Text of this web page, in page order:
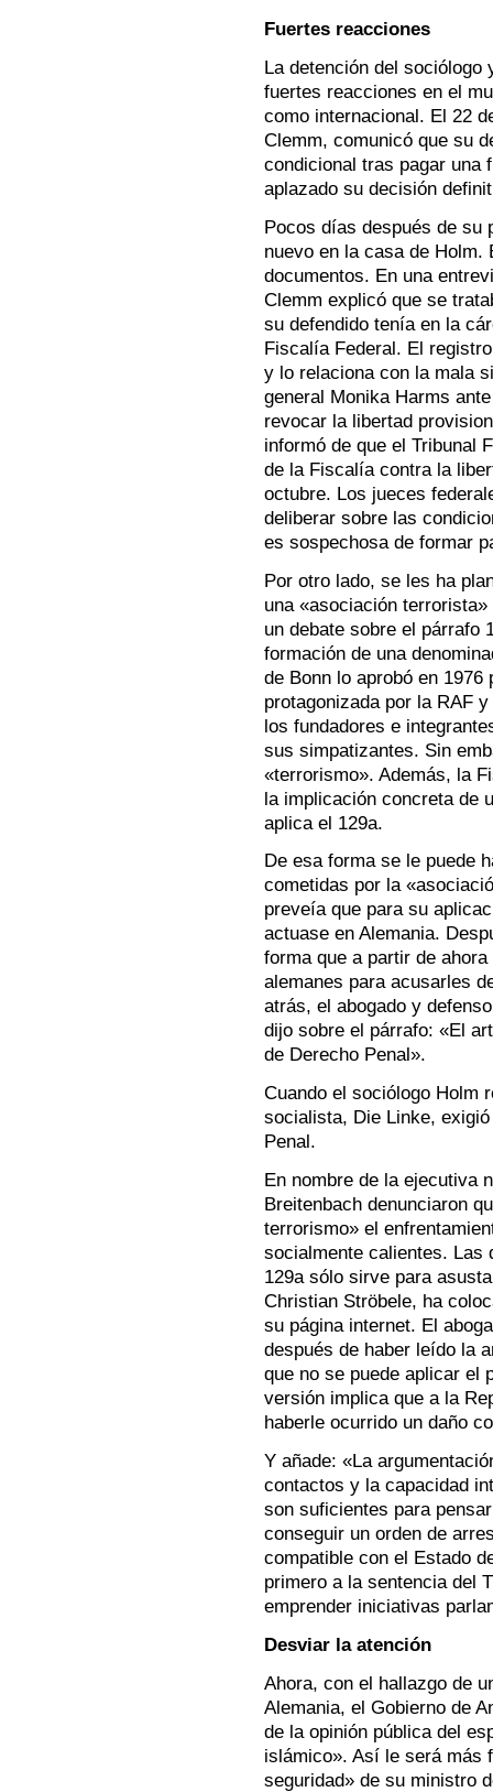
Fuertes reacciones
La detención del
fuertes reacciones en el
como internacional. El 22
Clemm, comunicó que su
condicional tras pagar una
aplazado su decisión
Pocos días después de su
nuevo en la casa de Holm.
documentos. En una
Clemm explicó que se
su defendido tenía en la
Fiscalía Federal. El
y lo relaciona con la mala
general Monika Harms
revocar la libertad
informó de que el Tribunal
de la Fiscalía contra la
octubre. Los jueces
deliberar sobre las
es sospechosa de formar
Por otro lado, se les ha
una «asociación
un debate sobre el párrafo
formación de una
de Bonn lo aprobó en
protagonizada por la RAF
los fundadores e
sus simpatizantes. Sin
«terrorismo». Además, la
la implicación concreta de
aplica el 129a.
De esa forma se le puede
cometidas por la
preveía que para su
actuase en Alemania.
forma que a partir de
alemanes para acusarles
atrás, el abogado y
dijo sobre el párrafo: «El
de Derecho Penal».
Cuando el sociólogo Holm
socialista, Die Linke,
Penal.
En nombre de la ejecutiva
Breitenbach denunciaron
terrorismo» el
socialmente calientes. Las
129a sólo sirve para
Christian Ströbele, ha
su página internet. El
después de haber leído la
que no se puede aplicar el
versión implica que a la
haberle ocurrido un daño
Y añade: «La
contactos y la capacidad
son suficientes para
conseguir un orden de
compatible con el Estado
primero a la sentencia del
emprender iniciativas
Desviar la atención
Ahora, con el hallazgo de
Alemania, el Gobierno de
de la opinión pública del
islámico». Así le será más
seguridad» de su ministro